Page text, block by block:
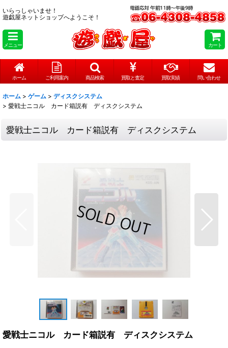
いらっしゃいませ！
遊戯屋ネットショップへようこそ！
メニュー カート
ホーム ご利用案内 商品検索 買取と査定 買取実績 問い合わせ
ホーム > ゲーム > ディスクシステム
> 愛戦士ニコル カード箱説有 ディスクシステム
愛戦士ニコル カード箱説有 ディスクシステム
愛戦士ニコル カード箱説有 ディスクシステム